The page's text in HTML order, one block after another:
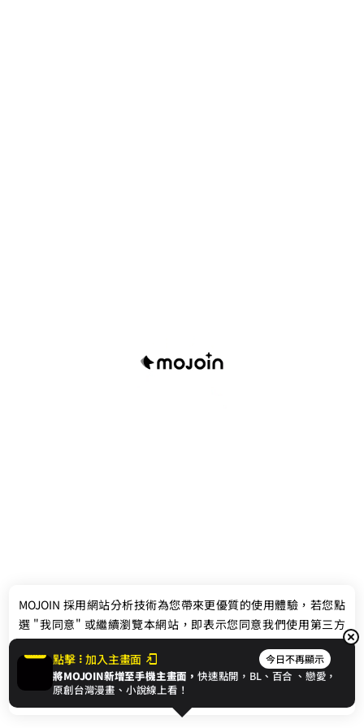
聯絡我們
© 2024 gamania Digital Entertainment Co., Ltd.
點擊 加入主畫面 今日不再顯示
將MOJOIN新增至手機主畫面，快速點開，BL、 百合 、戀愛，
原創台灣漫畫、小說線上看！
MOJOIN 採用網站分析技術為您帶來更優質的使用體驗，若您點
選 "我同意" 或繼續瀏覽本網站，即表示您同意我們使用第三方
Cookie，欲瞭解更多資訊請見隱私權政策。
我同意